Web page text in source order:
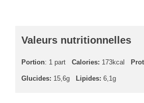
Valeurs nutritionnelles
Portion: 1 part Calories: 173kcal
Glucides: 15,6g Lipides: 6,1g